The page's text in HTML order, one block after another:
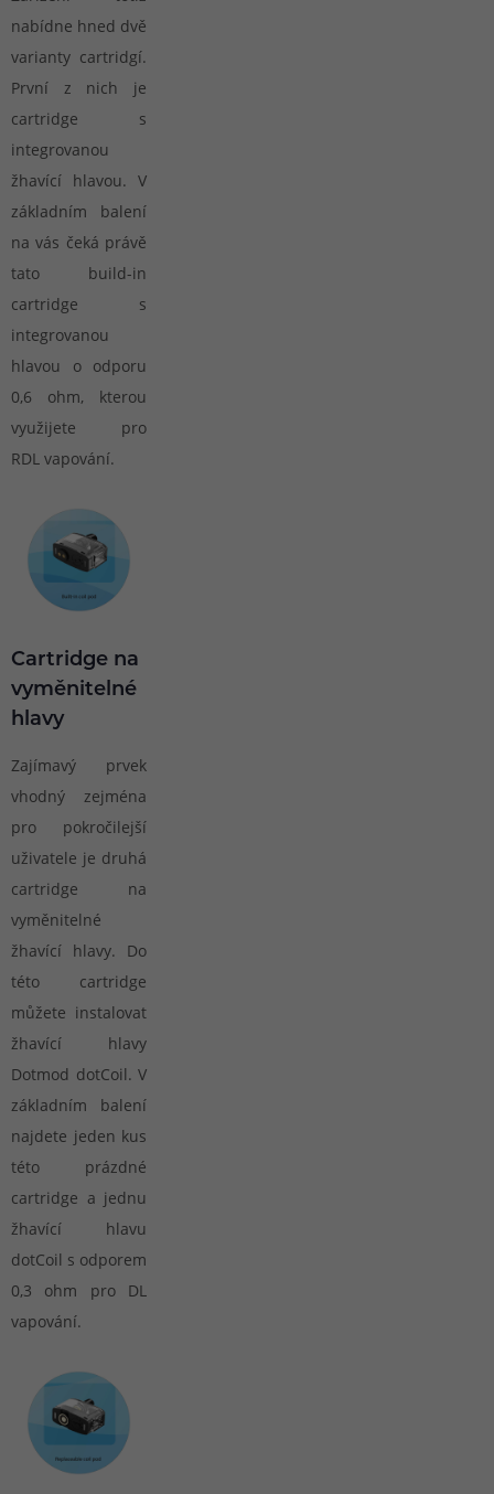
nabídne hned dvě
varianty cartridgí.
První z nich je
cartridge s
integrovanou
žhavící hlavou. V
základním balení
na vás čeká právě
tato build-in
cartridge s
integrovanou
hlavou o odporu
0,6 ohm, kterou
využijete pro
RDL vapování.
Cartridge na
vyměnitelné
hlavy
Zajímavý prvek
vhodný zejména
pro pokročilejší
uživatele je druhá
cartridge na
vyměnitelné
žhavící hlavy. Do
této cartridge
můžete instalovat
žhavící hlavy
Dotmod dotCoil. V
základním balení
najdete jeden kus
této prázdné
cartridge a jednu
žhavící hlavu
dotCoil s odporem
0,3 ohm pro DL
vapování.